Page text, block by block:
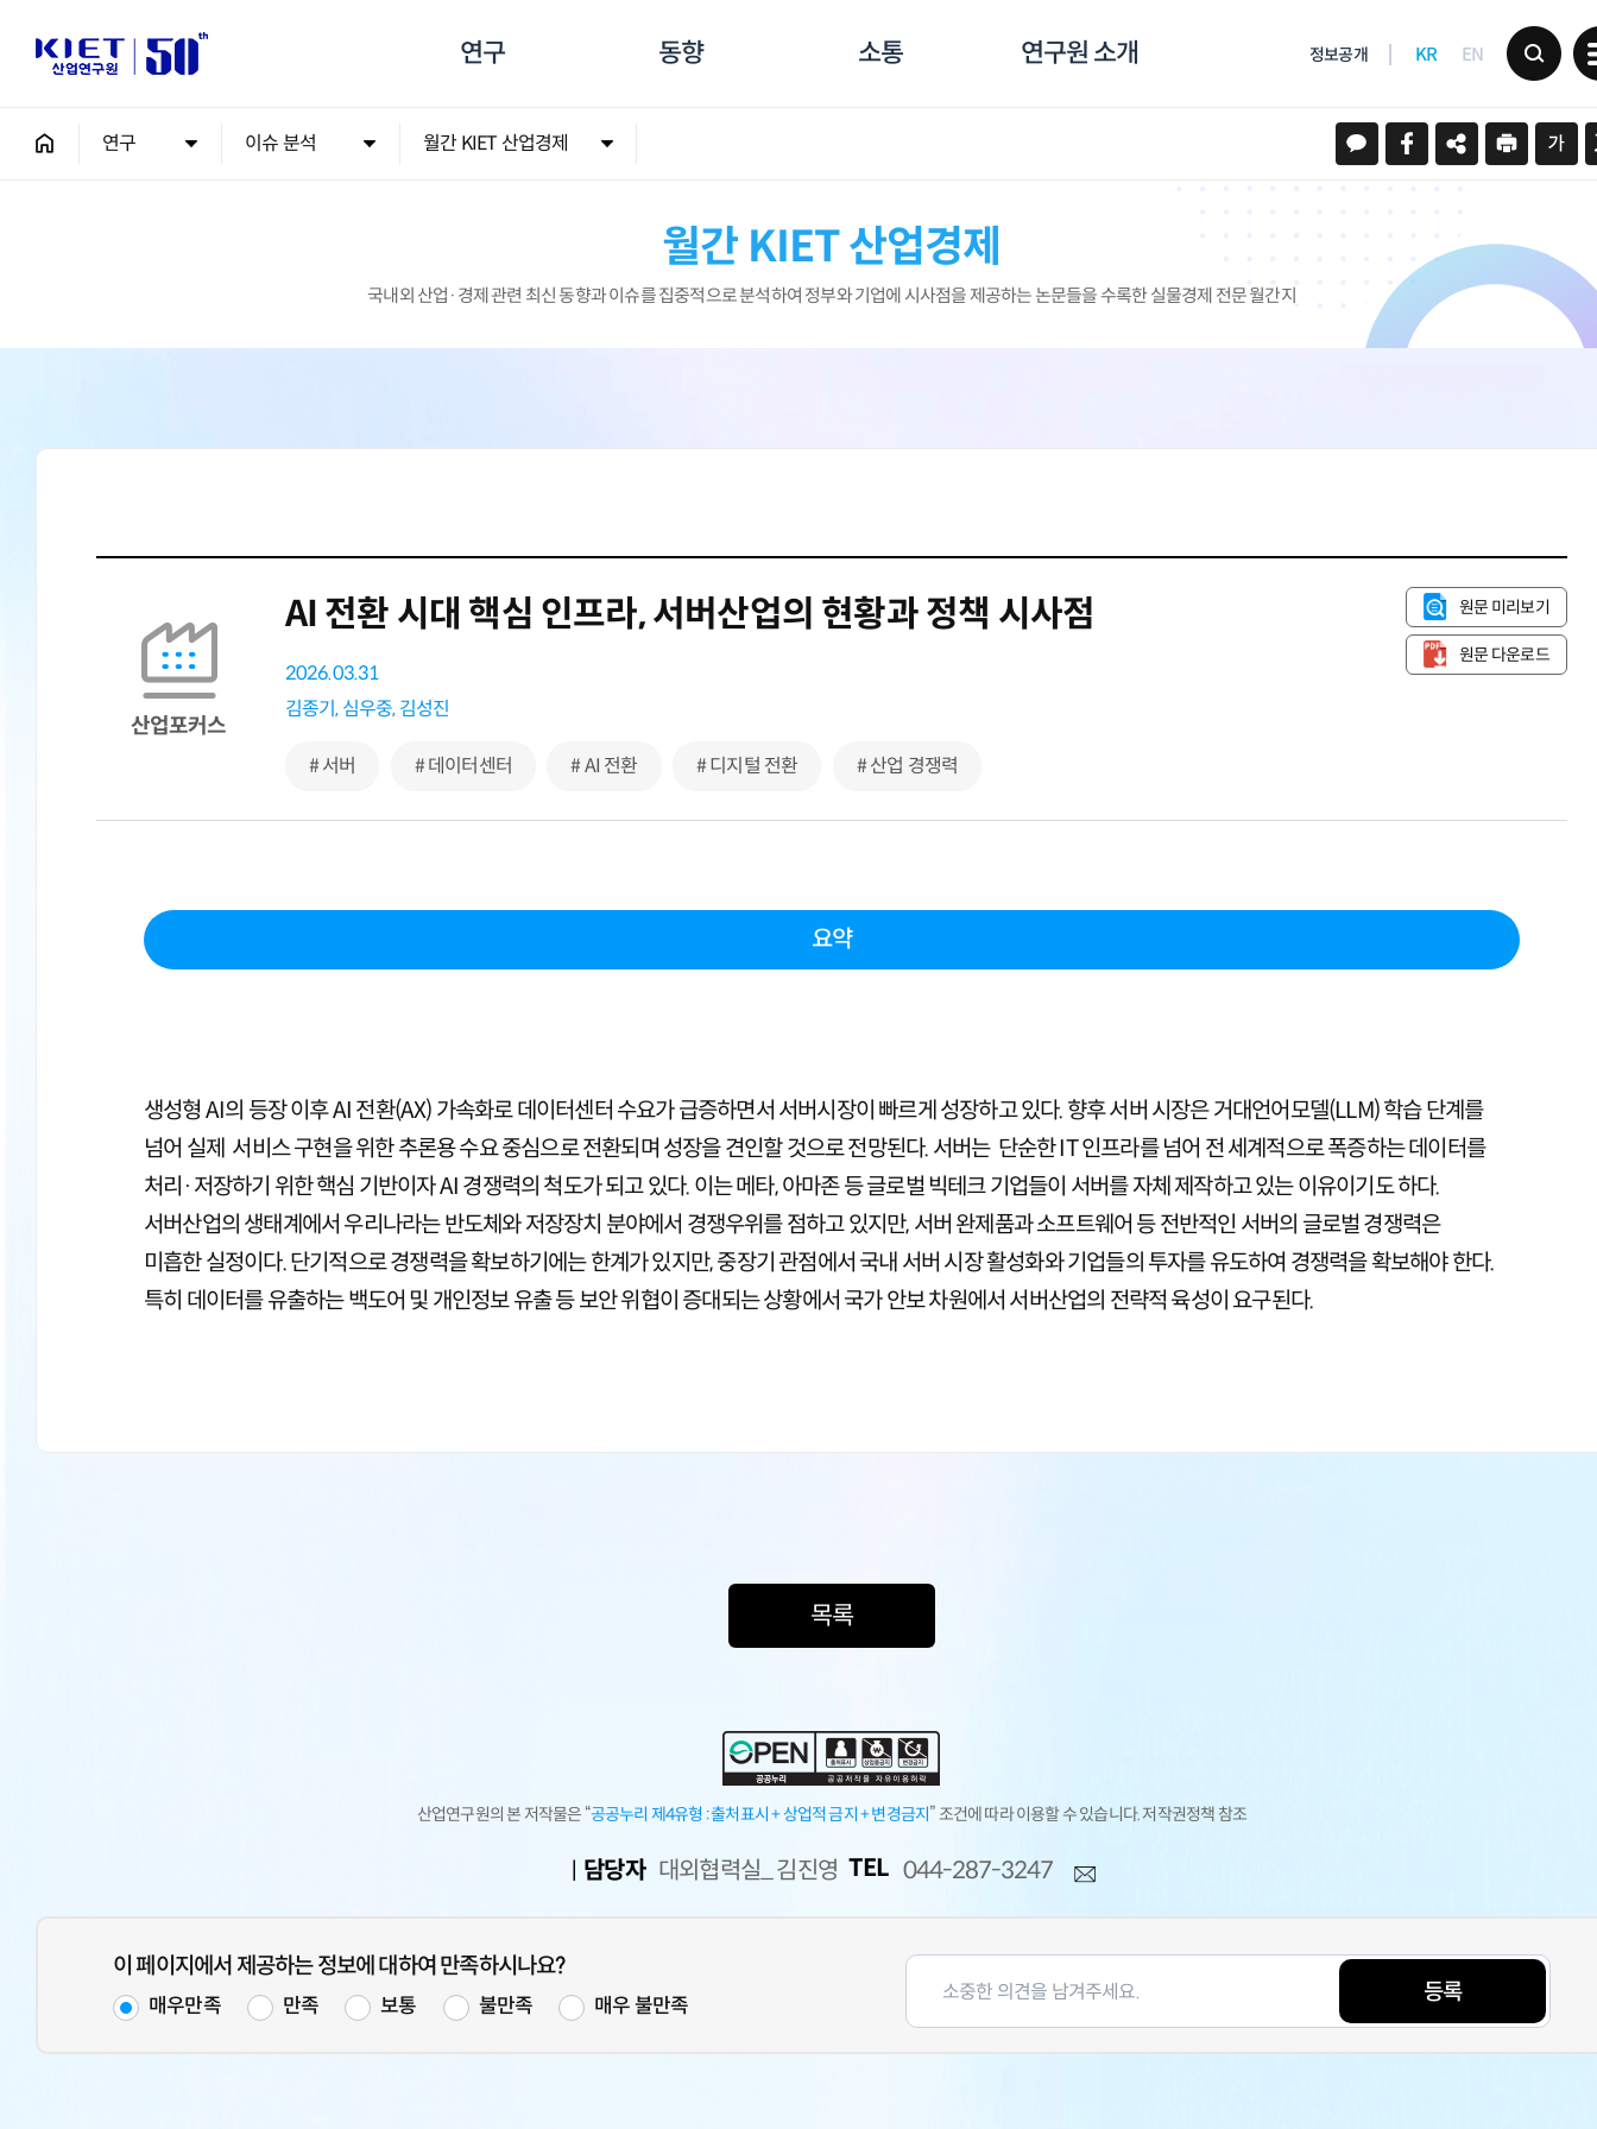
연구 동향 소통 연구원 소개 정보공개 KR EN
연구 이슈 분석 월간 KIET 산업경제
월간 KIET 산업경제
국내외 산업·경제 관련 최신 동향과 이슈를 집중적으로 분석하여 정부와 기업에 시사점을 제공하는 논문들을 수록한 실물경제 전문 월간지
산업포커스
AI 전환 시대 핵심 인프라, 서버산업의 현황과 정책 시사점 원문 미리보기
원문 다운로드
2026.03.31
김종기, 심우중, 김성진
# 서버 # 데이터센터 # AI 전환 # 디지털 전환 # 산업 경쟁력
요약
생성형 AI의 등장 이후 AI 전환(AX) 가속화로 데이터센터 수요가 급증하면서 서버시장이 빠르게 성장하고 있다. 향후 서버 시장은 거대언어모델(LLM) 학습 단계를
넘어 실제 서비스 구현을 위한 추론용 수요 중심으로 전환되며 성장을 견인할 것으로 전망된다. 서버는 단순한 IT 인프라를 넘어 전 세계적으로 폭증하는 데이터를
처리·저장하기 위한 핵심 기반이자 AI 경쟁력의 척도가 되고 있다. 이는 메타, 아마존 등 글로벌 빅테크 기업들이 서버를 자체 제작하고 있는 이유이기도 하다.
서버산업의 생태계에서 우리나라는 반도체와 저장장치 분야에서 경쟁우위를 점하고 있지만, 서버 완제품과 소프트웨어 등 전반적인 서버의 글로벌 경쟁력은
미흡한 실정이다. 단기적으로 경쟁력을 확보하기에는 한계가 있지만, 중장기 관점에서 국내 서버 시장 활성화와 기업들의 투자를 유도하여 경쟁력을 확보해야 한다.
특히 데이터를 유출하는 백도어 및 개인정보 유출 등 보안 위협이 증대되는 상황에서 국가 안보 차원에서 서버산업의 전략적 육성이 요구된다.
목록
산업연구원의 본 저작물은 “공공누리 제4유형 :출처표시 + 상업적 금지 + 변경금지” 조건에 따라 이용할 수 있습니다. 저작권정책 참조
담당자 대외협력실_ 김진영 TEL 044-287-3247
이 페이지에서 제공하는 정보에 대하여 만족하시나요?
매우만족 만족 보통 불만족 매우 불만족
등록